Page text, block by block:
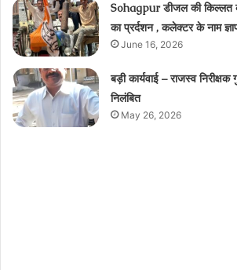
Sohagpur डीजल की किल्लत
का प्रर्दशन , कलेक्टर के नाम
June 16, 2026
बड़ी कार्यवाई – राजस्व
निलंबित
May 26, 2026